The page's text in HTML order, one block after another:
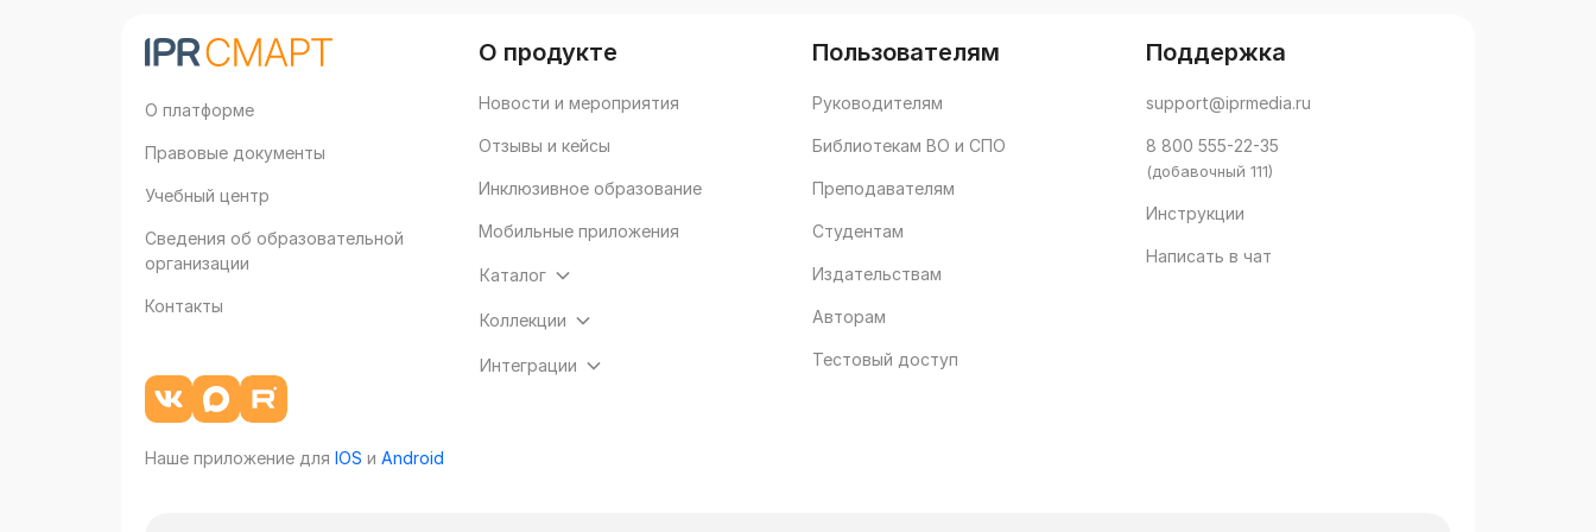
О платформе
Правовые документы
Учебный центр
Сведения об образовательной
организации
Контакты
Наше приложение для IOS и Android
О продукте
Новости и мероприятия
Отзывы и кейсы
Инклюзивное образование
Мобильные приложения
Каталог
Коллекции
Интеграции
Пользователям
Руководителям
Библиотекам ВО и СПО
Преподавателям
Студентам
Издательствам
Авторам
Тестовый доступ
Поддержка
support@iprmedia.ru
8 800 555-22-35
(добавочный 111)
Инструкции
Написать в чат